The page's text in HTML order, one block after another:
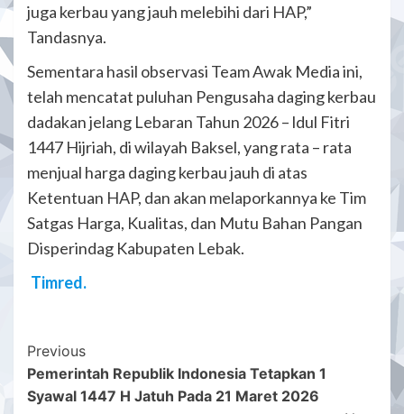
juga kerbau yang jauh melebihi dari HAP,”
Tandasnya.
Sementara hasil observasi Team Awak Media ini,
telah mencatat puluhan Pengusaha daging kerbau
dadakan jelang Lebaran Tahun 2026 – ldul Fitri
1447 Hijriah, di wilayah Baksel, yang rata – rata
menjual harga daging kerbau jauh di atas
Ketentuan HAP, dan akan melaporkannya ke Tim
Satgas Harga, Kualitas, dan Mutu Bahan Pangan
Disperindag Kabupaten Lebak.
Timred.
Post
Navigation
Previous
Pemerintah Republik Indonesia Tetapkan 1
Syawal 1447 H Jatuh Pada 21 Maret 2026